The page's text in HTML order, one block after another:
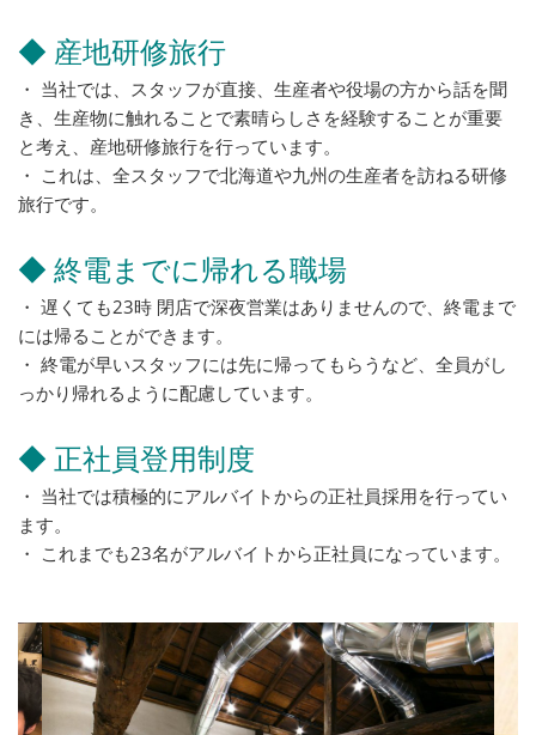
◆ 産地研修旅行
・ 当社では、スタッフが直接、生産者や役場の方から話を聞
き、生産物に触れることで素晴らしさを経験することが重要
と考え、産地研修旅行を行っています。
・ これは、全スタッフで北海道や九州の生産者を訪ねる研修
旅行です。
◆ 終電までに帰れる職場
・ 遅くても23時 閉店で深夜営業はありませんので、終電まで
には帰ることができます。
・ 終電が早いスタッフには先に帰ってもらうなど、全員がし
っかり帰れるように配慮しています。
◆ 正社員登用制度
・ 当社では積極的にアルバイトからの正社員採用を行ってい
ます。
・ これまでも23名がアルバイトから正社員になっています。